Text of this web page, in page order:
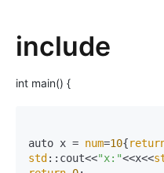
include
int main() {
auto x = num=10{
std ::cout<<"x:"<<x<<